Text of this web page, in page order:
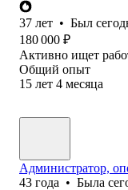
37 лет • Был
180 000 ₽
Активно ищет
Общий опыт
15 лет 4 месяца
Администратор,
43 года • Была